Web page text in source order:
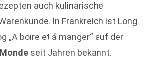
auch kulinarische
In Frankreich ist Long
„A boire et á manger“ auf der
seit Jahren bekannt.